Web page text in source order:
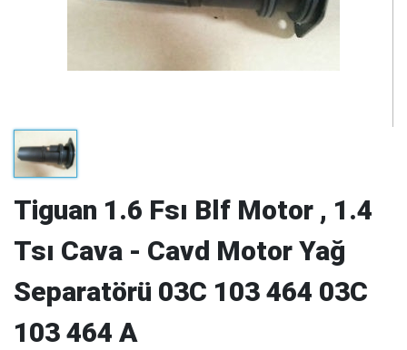
Tiguan 1.6 Fsı Blf Motor , 1.4
Tsı Cava - Cavd Motor Yağ
Separatörü 03C 103 464 03C
103 464 A